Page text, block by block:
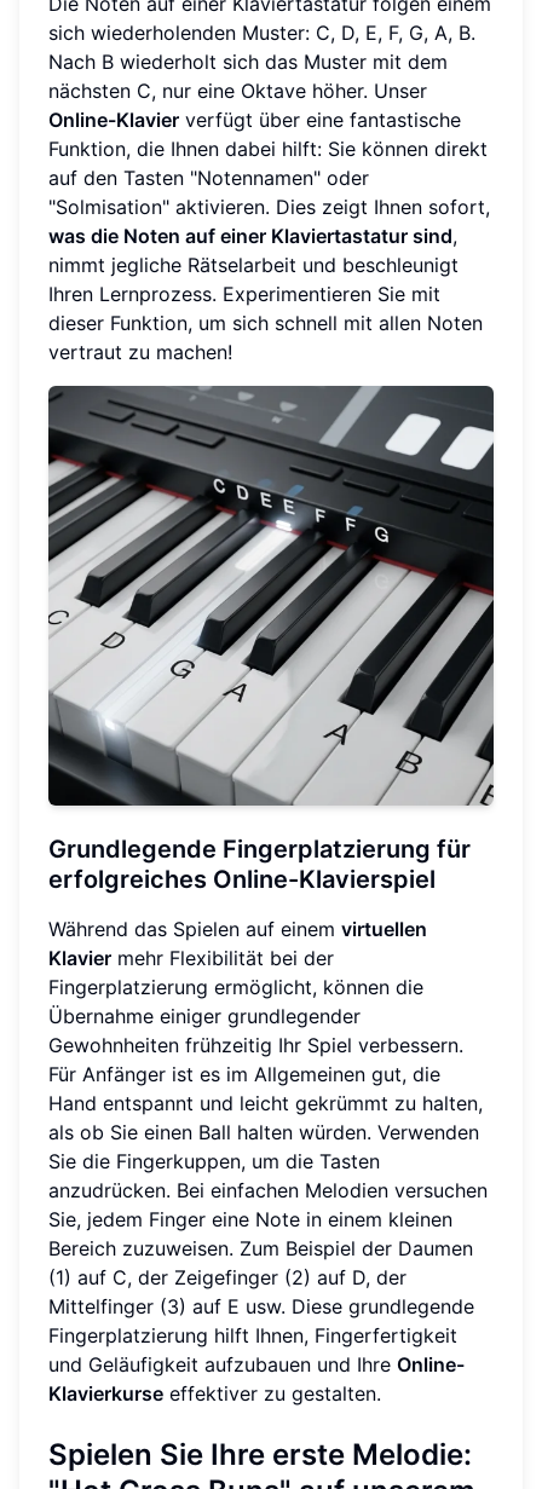
sich wiederholenden Muster: C, D, E, F, G, A, B.
Nach B wiederholt sich das Muster mit dem
nächsten C, nur eine Oktave höher. Unser
Online-Klavier verfügt über eine fantastische
Funktion, die Ihnen dabei hilft: Sie können direkt
auf den Tasten "Notennamen" oder
"Solmisation" aktivieren. Dies zeigt Ihnen sofort,
was die Noten auf einer Klaviertastatur sind,
nimmt jegliche Rätselarbeit und beschleunigt
Ihren Lernprozess. Experimentieren Sie mit
dieser Funktion, um sich schnell mit allen Noten
vertraut zu machen!
Grundlegende Fingerplatzierung für
erfolgreiches Online-Klavierspiel
Während das Spielen auf einem virtuellen
Klavier mehr Flexibilität bei der
Fingerplatzierung ermöglicht, können die
Übernahme einiger grundlegender
Gewohnheiten frühzeitig Ihr Spiel verbessern.
Für Anfänger ist es im Allgemeinen gut, die
Hand entspannt und leicht gekrümmt zu halten,
als ob Sie einen Ball halten würden. Verwenden
Sie die Fingerkuppen, um die Tasten
anzudrücken. Bei einfachen Melodien versuchen
Sie, jedem Finger eine Note in einem kleinen
Bereich zuzuweisen. Zum Beispiel der Daumen
(1) auf C, der Zeigefinger (2) auf D, der
Mittelfinger (3) auf E usw. Diese grundlegende
Fingerplatzierung hilft Ihnen, Fingerfertigkeit
und Geläufigkeit aufzubauen und Ihre Online-
Klavierkurse effektiver zu gestalten.
Spielen Sie Ihre erste Melodie: